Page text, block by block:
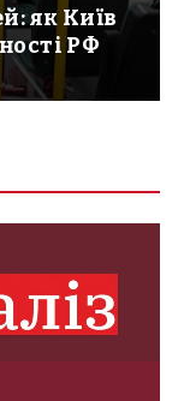
як Київ
РФ